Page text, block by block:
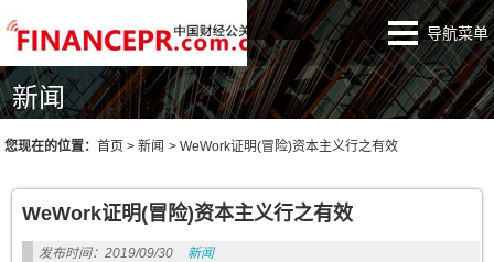
导航菜单
新闻
您现在的位置：首页 >新闻 >WeWork证明(冒险)资本主义行之有效
WeWork证明(冒险)资本主义行之有效
发布时间：2019/09/30 新闻